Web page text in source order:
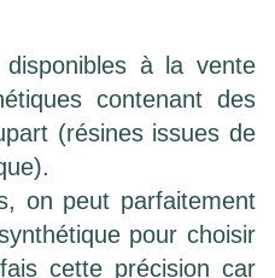
onibles à la vente
contenant des
(résines issues de
on peut parfaitement
pour choisir
cette précision car